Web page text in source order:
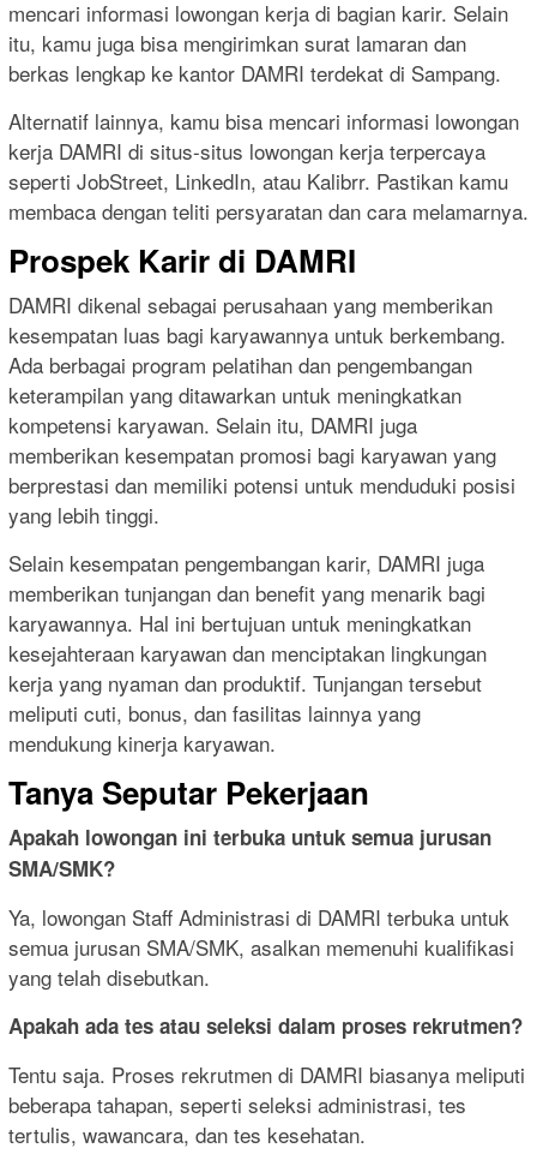
mencari informasi lowongan kerja di bagian karir. Selain
itu, kamu juga bisa mengirimkan surat lamaran dan
berkas lengkap ke kantor DAMRI terdekat di Sampang.
Alternatif lainnya, kamu bisa mencari informasi lowongan
kerja DAMRI di situs-situs lowongan kerja terpercaya
seperti JobStreet, LinkedIn, atau Kalibrr. Pastikan kamu
membaca dengan teliti persyaratan dan cara melamarnya.
Prospek Karir di DAMRI
DAMRI dikenal sebagai perusahaan yang memberikan
kesempatan luas bagi karyawannya untuk berkembang.
Ada berbagai program pelatihan dan pengembangan
keterampilan yang ditawarkan untuk meningkatkan
kompetensi karyawan. Selain itu, DAMRI juga
memberikan kesempatan promosi bagi karyawan yang
berprestasi dan memiliki potensi untuk menduduki posisi
yang lebih tinggi.
Selain kesempatan pengembangan karir, DAMRI juga
memberikan tunjangan dan benefit yang menarik bagi
karyawannya. Hal ini bertujuan untuk meningkatkan
kesejahteraan karyawan dan menciptakan lingkungan
kerja yang nyaman dan produktif. Tunjangan tersebut
meliputi cuti, bonus, dan fasilitas lainnya yang
mendukung kinerja karyawan.
Tanya Seputar Pekerjaan
Apakah lowongan ini terbuka untuk semua jurusan
SMA/SMK?
Ya, lowongan Staff Administrasi di DAMRI terbuka untuk
semua jurusan SMA/SMK, asalkan memenuhi kualifikasi
yang telah disebutkan.
Apakah ada tes atau seleksi dalam proses rekrutmen?
Tentu saja. Proses rekrutmen di DAMRI biasanya meliputi
beberapa tahapan, seperti seleksi administrasi, tes
tertulis, wawancara, dan tes kesehatan.